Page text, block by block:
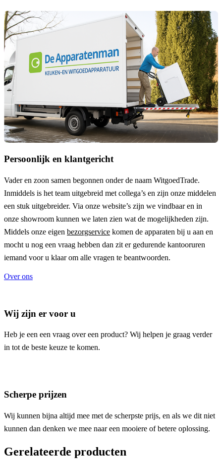
Persoonlijk en klantgericht
Vader en zoon samen begonnen onder de naam WitgoedTrade.
Inmiddels is het team uitgebreid met collega’s en zijn onze middelen
een stuk uitgebreider. Via onze website’s zijn we vindbaar en in
onze showroom kunnen we laten zien wat de mogelijkheden zijn.
Middels onze eigen bezorgservice komen de apparaten bij u aan en
mocht u nog een vraag hebben dan zit er gedurende kantooruren
iemand voor u klaar om alle vragen te beantwoorden.
Over ons
Wij zijn er voor u
Heb je een een vraag over een product? Wij helpen je graag verder
in tot de beste keuze te komen.
Scherpe prijzen
Wij kunnen bijna altijd mee met de scherpste prijs, en als we dit niet
kunnen dan denken we mee naar een mooiere of betere oplossing.
Gerelateerde producten